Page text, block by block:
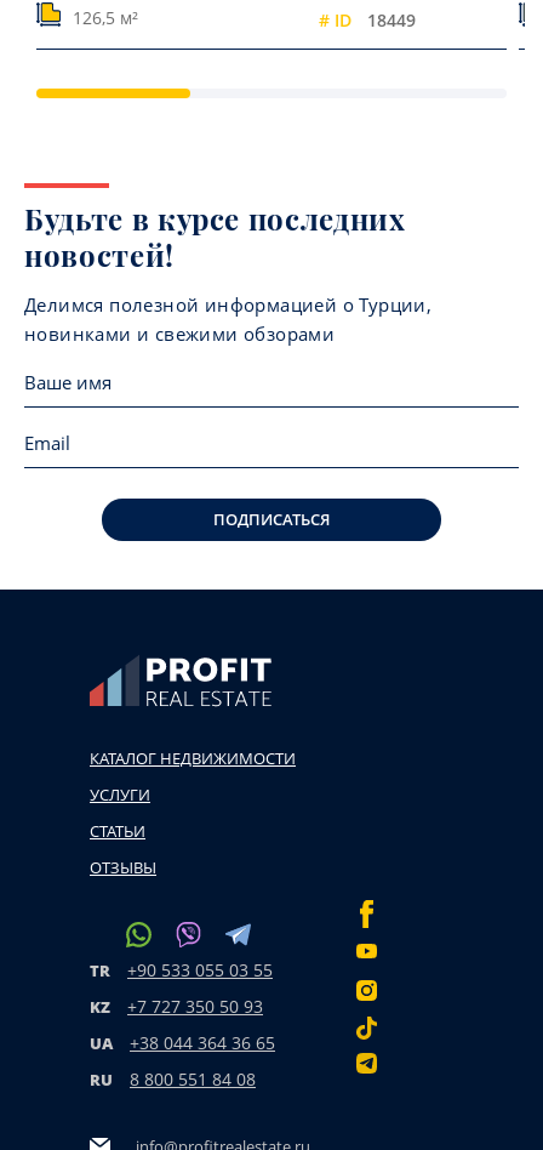
126,5 м²
# ID 18449
Будьте в курсе последних
новостей!
Делимся полезной информацией о Турции,
новинками и свежими обзорами
ПОДПИСАТЬСЯ
КАТАЛОГ НЕДВИЖИМОСТИ
УСЛУГИ
СТАТЬИ
ОТЗЫВЫ
TR +90 533 055 03 55
KZ +7 727 350 50 93
UA +38 044 364 36 65
RU 8 800 551 84 08